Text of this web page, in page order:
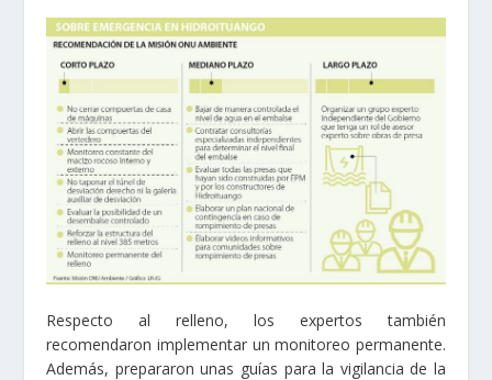
Respecto al relleno, los expertos también
recomendaron implementar un monitoreo permanente.
Además, prepararon unas guías para la vigilancia de la